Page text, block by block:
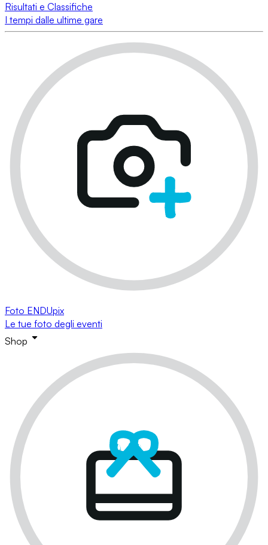
Risultati e Classifiche
I tempi dalle ultime gare
Foto ENDUpix
Le tue foto degli eventi
Shop